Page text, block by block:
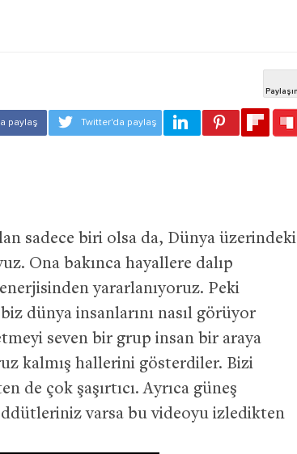
sadece biri olsa da, Dünya üzerindeki
Ona bakınca hayallere dalıp
yararlanıyoruz. Peki
dünya insanlarını nasıl görüyor
seven bir grup insan bir araya
kalmış hallerini gösterdiler. Bizi
çok şaşırtıcı. Ayrıca güneş
varsa bu videoyu izledikten